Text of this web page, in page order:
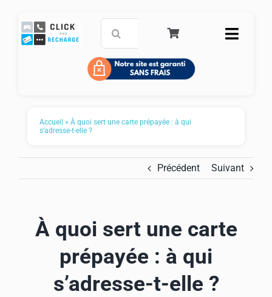
contenu
Toggle
Accueil
Service Clients
Panier
Accueil » À quoi sert une carte prépayée : à qui
s’adresse-t-elle ?
Précédent Suivant
À quoi sert une carte
prépayée : à qui
s’adresse-t-elle ?